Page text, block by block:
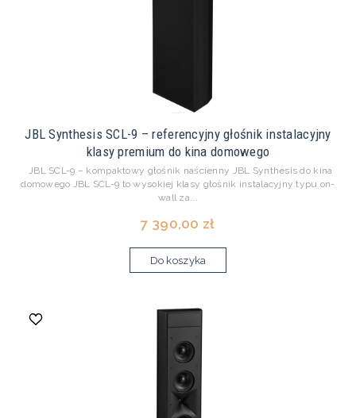
JBL Synthesis SCL-9 – referencyjny głośnik instalacyjny
klasy premium do kina domowego
JBL SCL-9 – kompaktowy głośnik naścienny JBL Synthesis do kina
domowego JBL SCL-9 to wysokiej klasy głośnik instalacyjny typu on-
wall za...
7 390,00 zł
Do koszyka